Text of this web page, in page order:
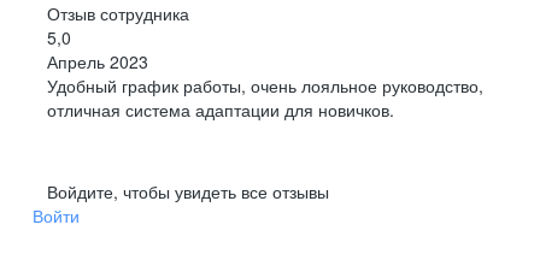
Отзыв сотрудника
5,0
Апрель 2023
Удобный график работы, очень лояльное руководство,
отличная система адаптации для новичков.
Войдите, чтобы увидеть все отзывы
Войти